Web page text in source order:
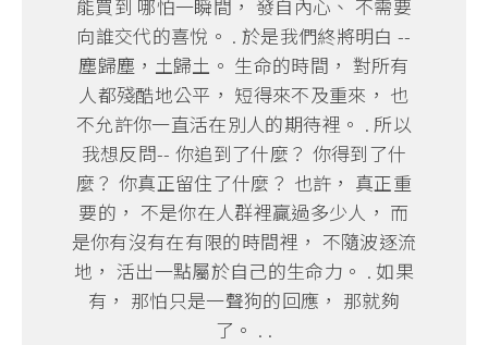
能買到 哪怕一瞬間， 發自內心、 不需要
向誰交代的喜悅。 . 於是我們終將明白 --
塵歸塵，土歸土。 生命的時間， 對所有
人都殘酷地公平， 短得來不及重來， 也
不允許你一直活在別人的期待裡。 . 所以
我想反問-- 你追到了什麼？ 你得到了什
麼？ 你真正留住了什麼？ 也許， 真正重
要的， 不是你在人群裡贏過多少人， 而
是你有沒有在有限的時間裡， 不隨波逐流
地， 活出一點屬於自己的生命力。 . 如果
有， 那怕只是一聲狗的回應， 那就夠
了。 . .